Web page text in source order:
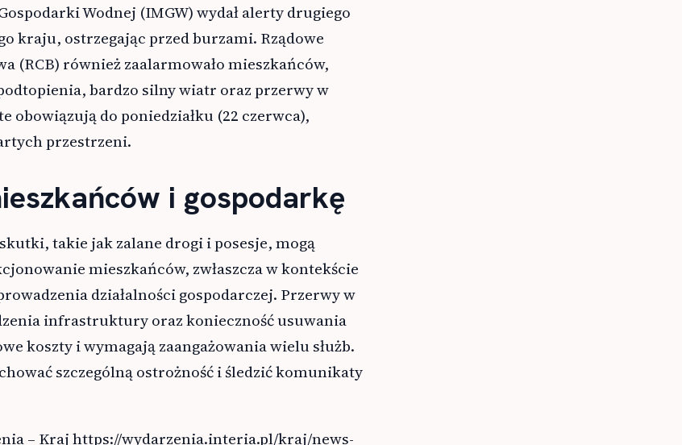
Wodnej (IMGW) wydał alerty drugiego
kraju, ostrzegając przed burzami. Rządowe
(RCB) również zaalarmowało mieszkańców,
bardzo silny wiatr oraz przerwy w
obowiązują do poniedziałku (22 czerwca),
przestrzeni.
i gospodarkę
takie jak zalane drogi i posesje, mogą
mieszkańców, zwłaszcza w kontekście
działalności gospodarczej. Przerwy w
infrastruktury oraz konieczność usuwania
koszty i wymagają zaangażowania wielu służb.
szczególną ostrożność i śledzić komunikaty
– Kraj https://wydarzenia.interia.pl/kraj/news-